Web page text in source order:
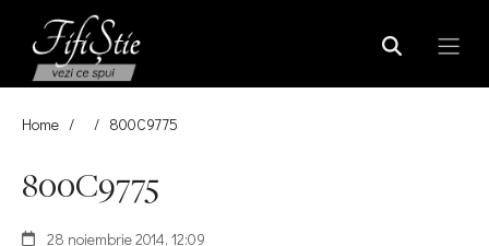
Home / / 800C9775
800C9775
28 noiembrie 2014, 12:09